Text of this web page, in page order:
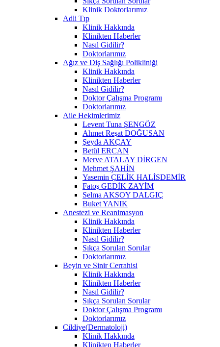
Klinik Doktorlarımız
Adli Tıp
Klinik Hakkında
Klinikten Haberler
Nasıl Gidilir?
Doktorlarımız
Ağız ve Diş Sağlığı Polikliniği
Klinik Hakkında
Klinikten Haberler
Nasıl Gidilir?
Doktor Çalışma Programı
Doktorlarımız
Aile Hekimlerimiz
Levent Tuna ŞENGÖZ
Ahmet Reşat DOĞUSAN
Şeyda AKÇAY
Betül ERCAN
Merve ATALAY DİRGEN
Mehmet ŞAHİN
Yasemin ÇELİK HALİSDEMİR
Fatoş GEDİK ZAYİM
Selma AKSOY DALGIÇ
Buket YANIK
Anestezi ve Reanimasyon
Klinik Hakkında
Klinikten Haberler
Nasıl Gidilir?
Sıkça Sorulan Sorular
Doktorlarımız
Beyin ve Sinir Cerrahisi
Klinik Hakkında
Klinikten Haberler
Nasıl Gidilir?
Sıkça Sorulan Sorular
Doktor Çalışma Programı
Doktorlarımız
Cildiye(Dermatoloji)
Klinik Hakkında
Klinikten Haberler